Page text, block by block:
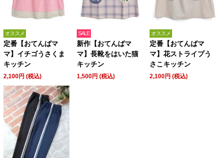
オススメ
定番【おてんばマ
マ】イチゴうさくま
キッチン
2,100円 (税込)
SALE
新作【おてんばマ
マ】長靴をはいた猫
キッチン
1,500円 (税込)
オススメ
定番【おてんばマ
マ】花ストライプう
さこキッチン
2,100円 (税込)